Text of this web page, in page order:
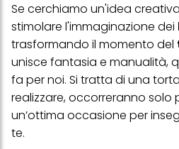
Se cerchiamo un'idea
stimolare l'immaginazione dei
trasformando il momento del
unisce fantasia e manualità,
fa per noi. Si tratta di una
realizzare, occorreranno solo
un’ottima occasione per
te.